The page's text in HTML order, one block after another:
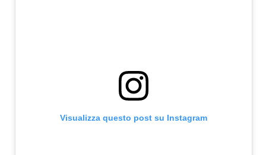
Visualizza questo post su Instagram